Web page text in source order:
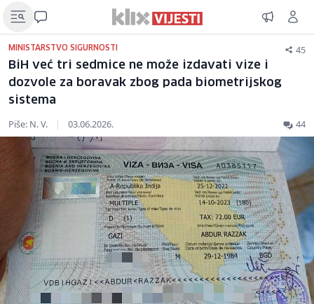
MINISTARSTVO SIGURNOSTI 45
BiH već tri sedmice ne može izdavati vize i
dozvole za boravak zbog pada biometrijskog
sistema
Piše: N. V. | 03.06.2026. 44